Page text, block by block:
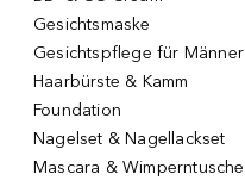
Gesichtsmaske
Gesichtspflege für Männer
Haarbürste & Kamm
Foundation
Nagelset & Nagellackset
Mascara & Wimperntusche